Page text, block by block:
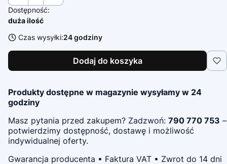
Dostępność:
duża ilość
Czas wysyłki:24 godziny
Dodaj do koszyka
Produkty dostępne w magazynie wysyłamy w 24
godziny
Masz pytania przed zakupem? Zadzwoń: 790 770 753 –
potwierdzimy dostępność, dostawę i możliwość
indywidualnej oferty.
Gwarancja producenta • Faktura VAT • Zwrot do 14 dni